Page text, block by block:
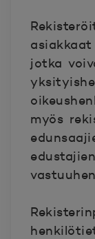
jotka
myös